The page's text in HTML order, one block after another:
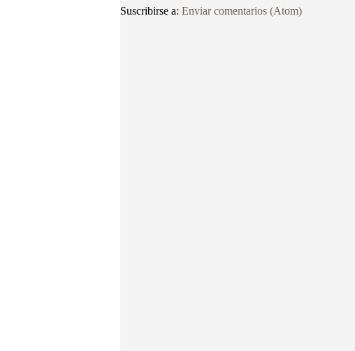
Suscribirse a: Enviar comentarios (Atom)